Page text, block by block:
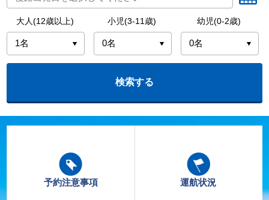
大人(12歳以上) 小児(3-11歳) 幼児(0-2歳)
予約注意事項 運航状況